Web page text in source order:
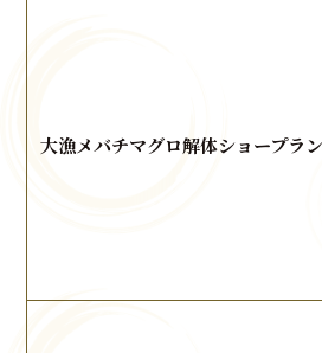
大漁メバチマグロ解体ショープラン